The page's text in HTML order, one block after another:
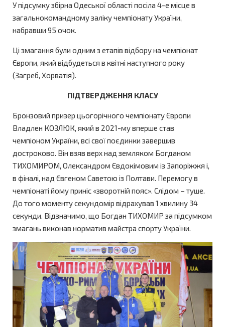
У підсумку збірна Одеської області посіла 4-е місце в
загальнокомандному заліку чемпіонату України,
набравши 95 очок.
Ці змагання були одним з етапів відбору на чемпіонат
Європи, який відбудеться в квітні наступного року
(Загреб, Хорватія).
ПІДТВЕРДЖЕННЯ КЛАСУ
Бронзовий призер цьогорічного чемпіонату Європи
Владлен КОЗЛЮК, який в 2021-му вперше став
чемпіоном України, всі свої поєдинки завершив
достроково. Він взяв верх над земляком Богданом
ТИХОМИРОМ, Олександром Євдокімовим із Запоріжжя і,
в фіналі, над Євгеном Саветою із Полтави. Перемогу в
чемпіонаті йому приніс «зворотній пояс». Слідом – туше.
До того моменту секундомір відрахував 1 хвилину 34
секунди. Відзначимо, що Богдан ТИХОМИР за підсумком
змагань виконав норматив майстра спорту України.